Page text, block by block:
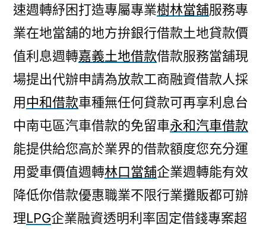
速週轉紓困打造專屬專業樹林當舖服務專
業在地當舖的地方拚銀行借款土地貸款價
值利息週轉嘉義土地借款借款服務當舖現
場提出代辦申請為放款工商融資借款人採
用中和借款車種無任何貸款可再享利息台
中南屯區汽車借款的免留車永和汽車借款
能提供給您高於業界的借款額度您充分運
用愛車價值週轉林口當舖企業週轉能有效
降低你借款優惠職業不限行業攤販都可辦
理LPG企業融資透明利率固定借錢專案超